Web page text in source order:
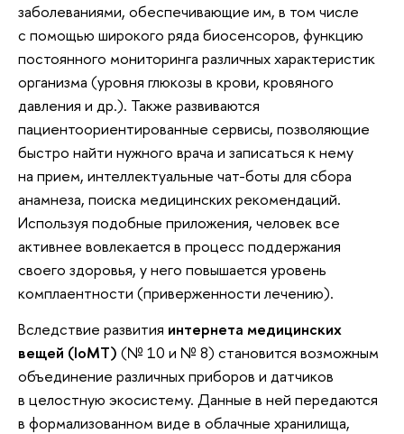
заболеваниями, обеспечивающие им, в том числе
с помощью широкого ряда биосенсоров, функцию
постоянного мониторинга различных характеристик
организма (уровня глюкозы в крови, кровяного
давления и др.). Также развиваются
пациентоориентированные сервисы, позволяющие
быстро найти нужного врача и записаться к нему
на прием, интеллектуальные чат-боты для сбора
анамнеза, поиска медицинских рекомендаций.
Используя подобные приложения, человек все
активнее вовлекается в процесс поддержания
своего здоровья, у него повышается уровень
комплаентности (приверженности лечению).
Вследствие развития интернета медицинских
вещей (IoMT) (№ 10 и № 8) становится возможным
объединение различных приборов и датчиков
в целостную экосистему. Данные в ней передаются
в формализованном виде в облачные хранилища,